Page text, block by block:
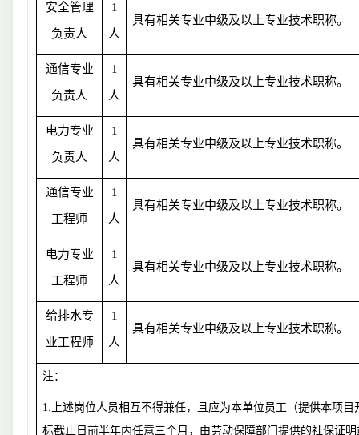
安全管理
负责人
1
人
具有相关专业中级及以上专业技术职称。
通信专业
负责人
1
人
具有相关专业中级及以上专业技术职称。
电力专业
负责人
1
人
具有相关专业中级及以上专业技术职称。
通信专业
工程师
1
人
具有相关专业中级及以上专业技术职称。
电力专业
工程师
1
人
具有相关专业中级及以上专业技术职称。
给排水专
业工程师
1
人
具有相关专业中级及以上专业技术职称。
注：
1. 上述岗位人员相互不得兼任，且应为本单位员工（提供本项目
标截止日前半年内任意三个月，由劳动保障部门提供的社保证明